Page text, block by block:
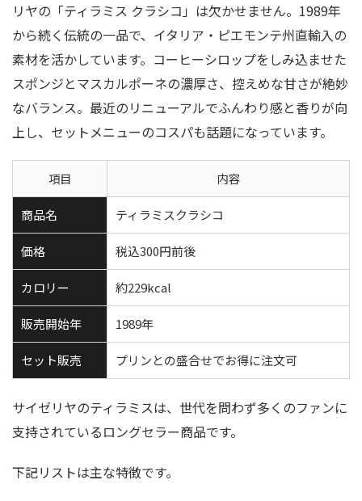
リヤの「ティラミス クラシコ」は欠かせません。1989年
から続く伝統の一品で、イタリア・ピエモンテ州直輸入の
素材を活かしています。コーヒーシロップをしみ込ませた
スポンジとマスカルポーネの濃厚さ、控えめな甘さが絶妙
なバランス。最近のリニューアルでふんわり感と香りが向
上し、セットメニューのコスパも話題になっています。
項目 内容
商品名 ティラミスクラシコ
価格 税込300円前後
カロリー 約229kcal
販売開始年 1989年
セット販売 プリンとの盛合せでお得に注文可
サイゼリヤのティラミスは、世代を問わず多くのファンに
支持されているロングセラー商品です。
下記リストは主な特徴です。